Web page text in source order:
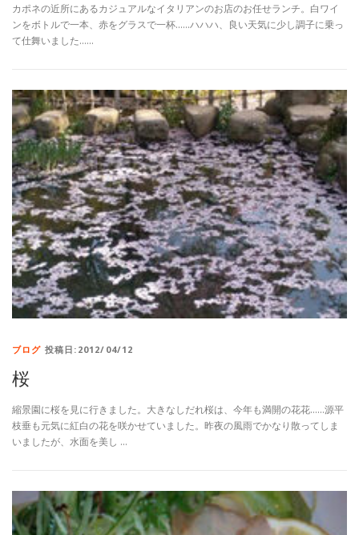
カポネの近所にあるカジュアルなイタリアンのお店のお任せランチ。白ワイ
ンをボトルで一本、赤をグラスで一杯……ハハハ、良い天気に少し調子に乗っ
て仕舞いました……
ブログ 投稿日:2012/04/12
桜
縮景園に桜を見に行きました。大きなしだれ桜は、今年も満開の花花……源平
枝垂も元気に紅白の花を咲かせていました。昨夜の風雨でかなり散ってしま
いましたが、水面を美し …